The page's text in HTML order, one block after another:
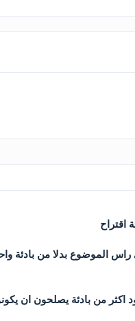
اقتراح
راس الموضوع بدلا من بادئة
من بادئة يصلحون ان